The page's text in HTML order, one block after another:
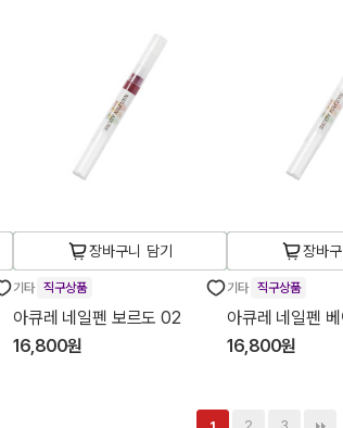
장바구니 담기
기타 직구상품
아큐레 네일펜 보르도 02
16,800원
장바
기타 직구상품
아큐레 네일펜
16,800원